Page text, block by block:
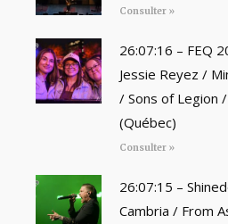
Consulter »
26:07:16 – FEQ
Jessie Reyez /
/ Sons of Legion
(Québec)
Consulter »
26:07:15 –
Cambria / From